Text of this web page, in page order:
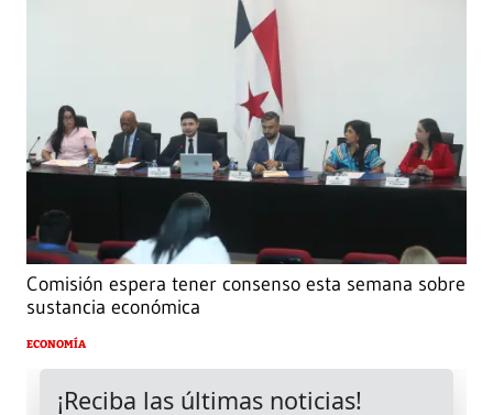
Comisión espera tener consenso esta semana sobre
sustancia económica
ECONOMÍA